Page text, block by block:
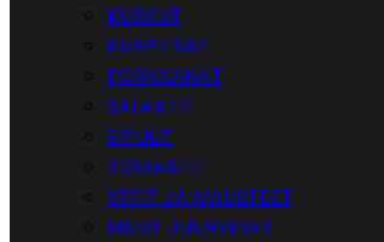
KURKUT
KURPITSAT
PORKKANAT
SALAATIT
SIPULIT
TOMAATIT
YRTIT JA MAUSTEET
MUUT JUUREKSET